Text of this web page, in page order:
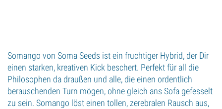
Somango von Soma Seeds ist ein fruchtiger Hybrid, der Dir
einen starken, kreativen Kick beschert. Perfekt für all die
Philosophen da draußen und alle, die einen ordentlich
berauschenden Turn mögen, ohne gleich ans Sofa gefesselt
zu sein. Somango löst einen tollen, zerebralen Rausch aus,